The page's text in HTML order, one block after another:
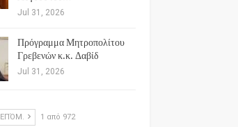
Jul 31, 2026
Πρόγραμμα Μητροπολίτου
Γρεβενών κ.κ. Δαβίδ
Jul 31, 2026
ΕΠΌΜ. 1 από 972